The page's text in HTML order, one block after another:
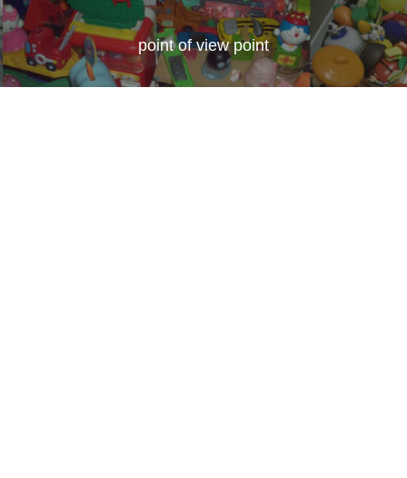
point of view point